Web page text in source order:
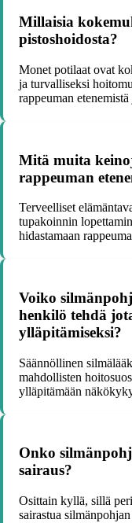
Millaisia
pistoshoidosta?
Monet potilaat ovat
ja turvalliseksi
rappeuman
Mitä muita
rappeuman
Terveelliset
tupakoinnin
hidastamaan
Voiko
henkilö tehdä
ylläpitämiseksi?
Säännöllinen
mahdollisten
ylläpitämään
Onko
sairaus?
Osittain kyllä, sillä
sairastua